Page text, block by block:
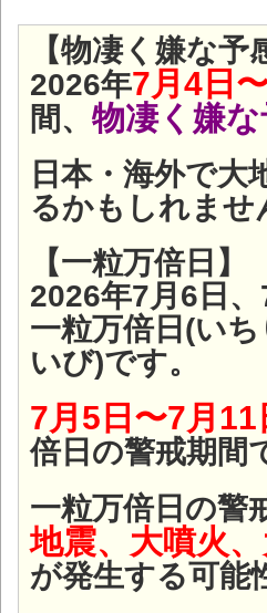
【物凄く嫌な予
2026年7月4日
間、 物凄く嫌
日本・海外で大
るかもしれませ
【一粒万倍日】
2026年7月6日
一粒万倍日(い
いび)です。
7月5日〜7月11
倍日の警戒期間
一粒万倍日の警
地震、大噴火
が発生する可能